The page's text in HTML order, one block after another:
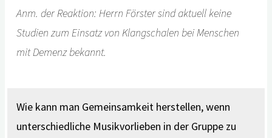
Anm. der Reaktion: Herrn Förster sind aktuell keine
Studien zum Einsatz von Klangschalen bei Menschen
mit Demenz bekannt.
Wie kann man Gemeinsamkeit herstellen, wenn
unterschiedliche Musikvorlieben in der Gruppe zu